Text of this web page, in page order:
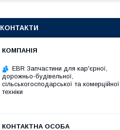
КОНТАКТИ
EBR Запчастини для кар'єрної,
дорожньо-будівельної,
сільськогосподарської та комерційної
техніки